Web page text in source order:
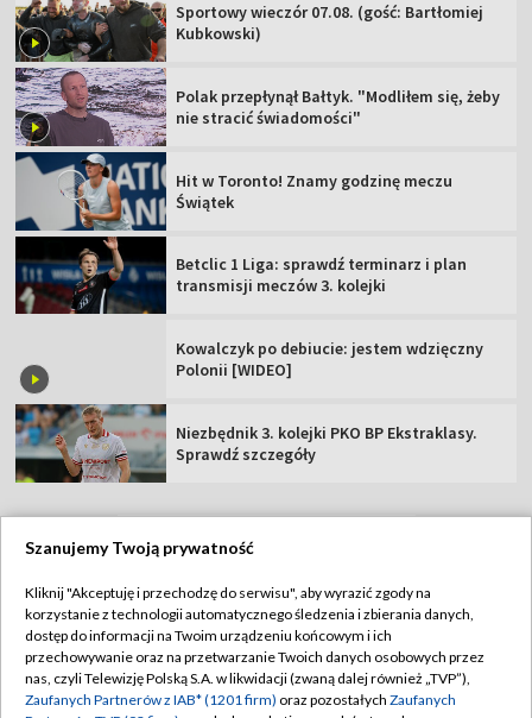
Sportowy wieczór 07.08. (gość: Bartłomiej
Kubkowski)
Polak przepłynął Bałtyk. "Modliłem się, żeby
nie stracić świadomości"
Hit w Toronto! Znamy godzinę meczu
Świątek
Betclic 1 Liga: sprawdź terminarz i plan
transmisji meczów 3. kolejki
Kowalczyk po debiucie: jestem wdzięczny
Polonii [WIDEO]
Niezbędnik 3. kolejki PKO BP Ekstraklasy.
Sprawdź szczegóły
Abonament TVP
Sklep TVP
Biuro Reklamy
Regulamin TVP
Polityka prywatności
Moje zgody
Szanujemy Twoją prywatność
Kliknij "Akceptuję i przechodzę do serwisu", aby wyrazić zgody na
korzystanie z technologii automatycznego śledzenia i zbierania danych,
dostęp do informacji na Twoim urządzeniu końcowym i ich
przechowywanie oraz na przetwarzanie Twoich danych osobowych przez
nas, czyli Telewizję Polską S.A. w likwidacji (zwaną dalej również „TVP”),
Zaufanych Partnerów z IAB* (1201 firm) oraz pozostałych Zaufanych